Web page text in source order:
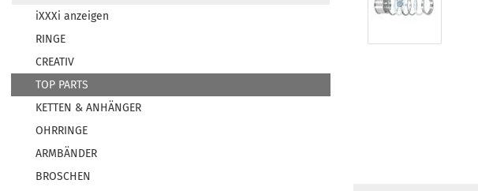
iXXXi anzeigen
RINGE
CREATIV
TOP PARTS
KETTEN & ANHÄNGER
OHRRINGE
ARMBÄNDER
BROSCHEN